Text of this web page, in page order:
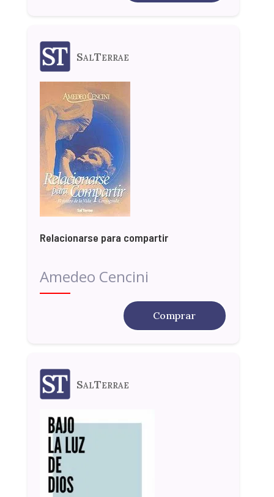
SalTerrae
Relacionarse para compartir
Amedeo Cencini
Comprar
SalTerrae